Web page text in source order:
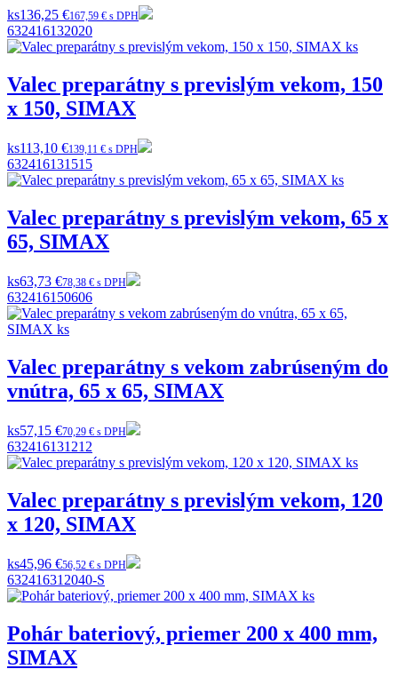
ks136,25 €167,59 € s DPH
632416132020
Valec preparátny s previslým vekom, 150
x 150, SIMAX
ks113,10 €139,11 € s DPH
632416131515
Valec preparátny s previslým vekom, 65 x
65, SIMAX
ks63,73 €78,38 € s DPH
632416150606
Valec preparátny s vekom zabrúseným do
vnútra, 65 x 65, SIMAX
ks57,15 €70,29 € s DPH
632416131212
Valec preparátny s previslým vekom, 120
x 120, SIMAX
ks45,96 €56,52 € s DPH
632416312040-S
Pohár bateriový, priemer 200 x 400 mm,
SIMAX